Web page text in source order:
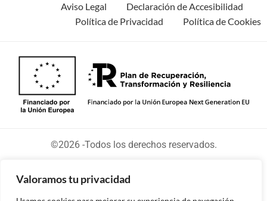
Valoramos tu privacidad
Aviso Legal
Declaración de Accesibilidad
Política de Privacidad
Política de Cookies
©2026 -Todos los derechos reservados.